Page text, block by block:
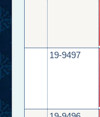
19-9497